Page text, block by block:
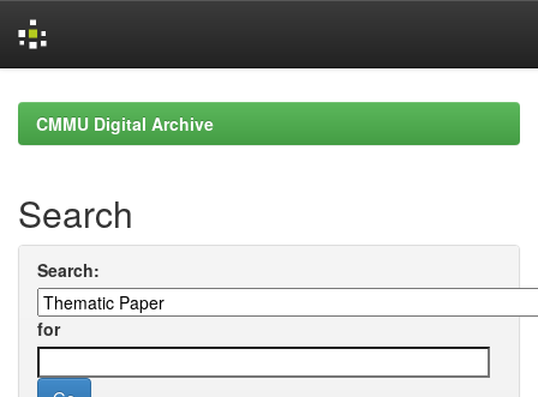
navigationCMMU Digital Archive
Search
Search:
for